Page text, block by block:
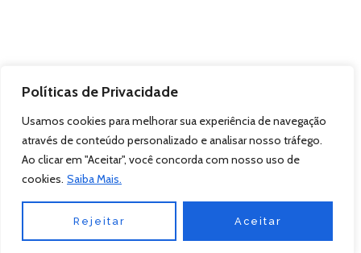
Políticas de Privacidade
Usamos cookies para melhorar sua experiência de navegação
através de conteúdo personalizado e analisar nosso tráfego.
Ao clicar em "Aceitar", você concorda com nosso uso de
cookies. Saiba Mais.
Rejeitar Aceitar